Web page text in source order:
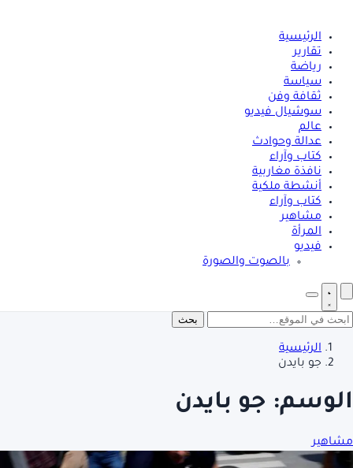
الرئيسية
تقارير
رياضة
سياسة
ثقافة وفن
سوشيال فيديو
عالم
عدالة وحوادث
كتاب وآراء
نافذة مغاربية
أنشطة ملكية
كتاب وآراء
مشاهير
المرأة
فيديو
بالصوت والصورة
بحث
الرئيسية
جو بايدن
الوسم: جو بايدن
مشاهير